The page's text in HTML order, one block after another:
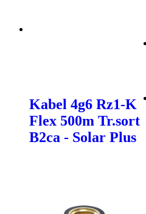
Kabel 4g6 Rz1-K
Flex 500m Tr.sort
B2ca - Solar Plus